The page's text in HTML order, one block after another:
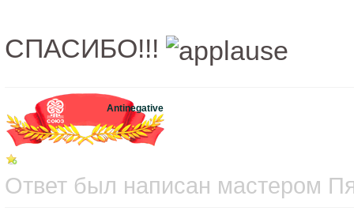
СПАСИБО!!!
Antinegative
Ответ был написан мастером